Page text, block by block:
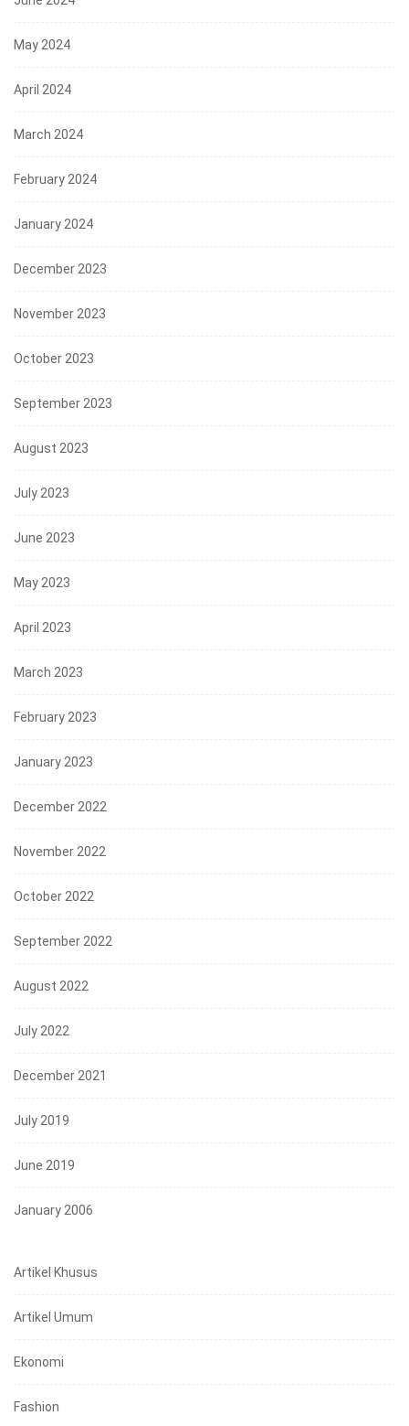
May 2024
April 2024
March 2024
February 2024
January 2024
December 2023
November 2023
October 2023
September 2023
August 2023
July 2023
June 2023
May 2023
April 2023
March 2023
February 2023
January 2023
December 2022
November 2022
October 2022
September 2022
August 2022
July 2022
December 2021
July 2019
June 2019
January 2006
Artikel Khusus
Artikel Umum
Ekonomi
Fashion